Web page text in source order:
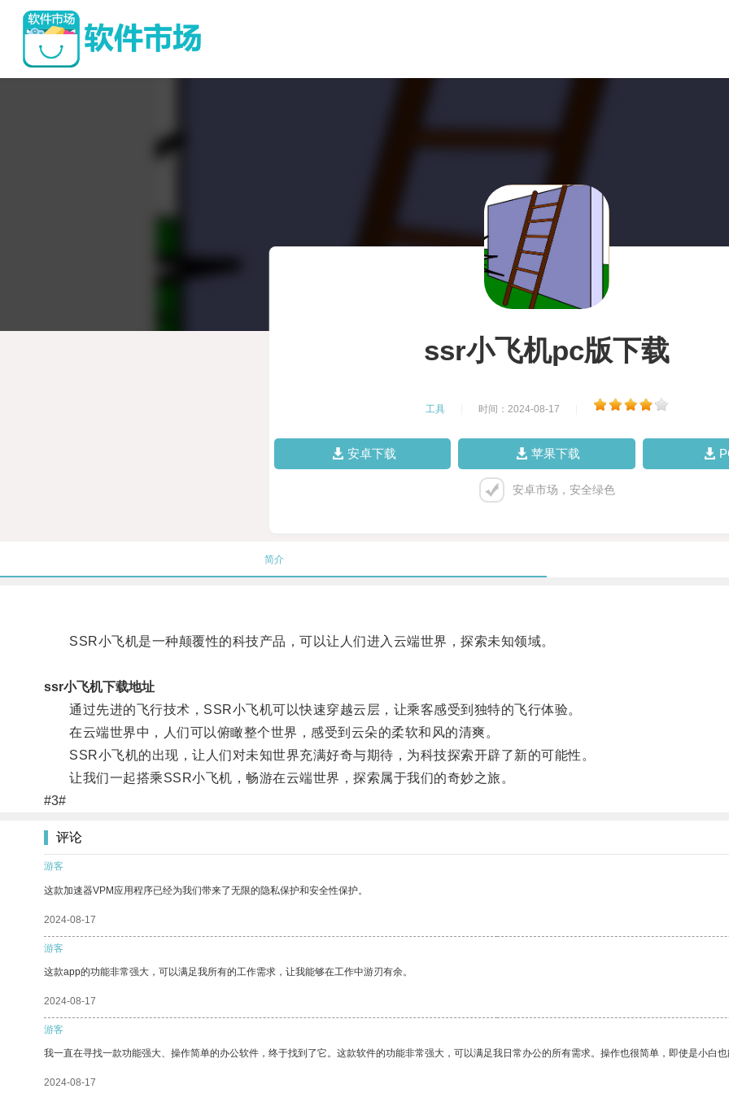
ssr小飞机pc版下载
工具 时间：2024-08-17
安卓下载 苹果下载
安卓市场，安全绿色
简介
SSR小飞机是一种颠覆性的科技产品，可以让人们进入云端世界，探索未知领域。
ssr小飞机下载地址
通过先进的飞行技术，SSR小飞机可以快速穿越云层，让乘客感受到独特的飞行体验。
在云端世界中，人们可以俯瞰整个世界，感受到云朵的柔软和风的清爽。
SSR小飞机的出现，让人们对未知世界充满好奇与期待，为科技探索开辟了新的可能性。
让我们一起搭乘SSR小飞机，畅游在云端世界，探索属于我们的奇妙之旅。
#3#
评论
游客
这款加速器VPM应用程序已经为我们带来了无限的隐私保护和安全性保护。
2024-08-17
游客
这款app的功能非常强大，可以满足我所有的工作需求，让我能够在工作中游刃有余。
2024-08-17
游客
我一直在寻找一款功能强大、操作简单的办公软件，终于找到了它。这款软件的功能非常强大，可以满足我日常办公的所有需求。操作也很简单，即使是小白也
2024-08-17